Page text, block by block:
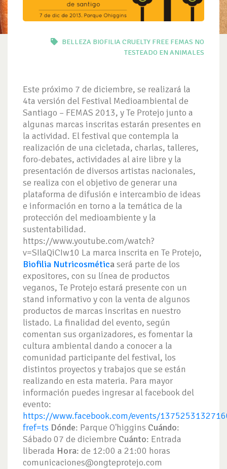
BELLEZA BIOFILIA CRUELTY FREE FEMAS NO
TESTEADO EN ANIMALES
Este próximo 7 de diciembre, se realizará la
4ta versión del Festival Medioambiental de
Santiago – FEMAS 2013, y Te Protejo junto a
algunas marcas inscritas estarán presentes en
la actividad. El festival que contempla la
realización de una cicletada, charlas, talleres,
foro-debates, actividades al aire libre y la
presentación de diversos artistas nacionales,
se realiza con el objetivo de generar una
plataforma de difusión e intercambio de ideas
e información en torno a la temática de la
protección del medioambiente y la
sustentabilidad.
https://www.youtube.com/watch?
v=SIlaQiCIw10 La marca inscrita en Te Protejo,
Biofilia Nutricosméticaserá parte de los
expositores, con su línea de productos
veganos, Te Protejo estará presente con un
stand informativo y con la venta de algunos
productos de marcas inscritas en nuestro
listado. La finalidad del evento, según
comentan sus organizadores, es fomentar la
cultura ambiental dando a conocer a la
comunidad participante del festival, los
distintos proyectos y trabajos que se están
realizando en esta materia. Para mayor
información puedes ingresar al facebook del
evento:
https://www.facebook.com/events/
fref=ts Dónde: Parque O'higgins Cuándo:
Sábado 07 de diciembre Cuánto: Entrada
liberada Hora: de 12:00 a 21:00 horas
comunicaciones@ongteprotejo.com